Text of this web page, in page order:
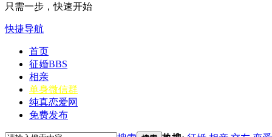
只需一步，快速开始
快捷导航
首页
征婚BBS
相亲
单身微信群
纯真恋爱网
免费发布